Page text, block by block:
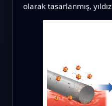
olarak tasarlanmış,